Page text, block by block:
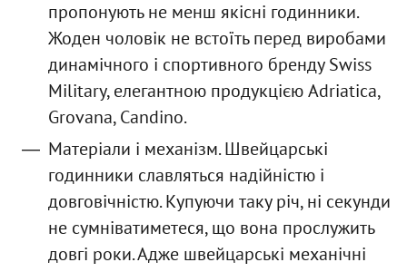
пропонують не менш якісні годинники.
Жоден чоловік не встоїть перед виробами
динамічного і спортивного бренду Swiss
Military, елегантною продукцією Adriatica,
Grovana, Candino.
Матеріали і механізм. Швейцарські
годинники славляться надійністю і
довговічністю. Купуючи таку річ, ні секунди
не сумніватиметеся, що вона прослужить
довгі роки. Адже швейцарські механічні